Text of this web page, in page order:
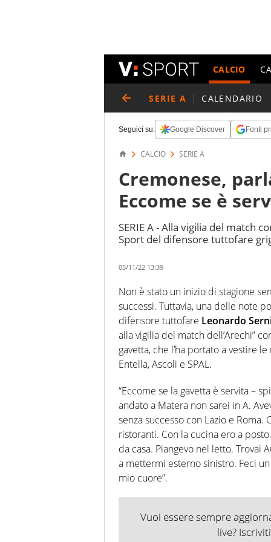
CALCIO
SERIE A CALENDARIO
Seguici su: Google Discover Fonti
CALCIO SERIE A
Cremonese,
Eccome se è
SERIE A - Alla vigilia del match
Sport del difensore tuttofare
05/11/22 13:39
Non è stato un inizio di stagione
successi. Tuttavia, una delle note
difensore tuttofare Leonardo
alla vigilia del match dell’Arechi”
gavetta, che l’ha portato a vestire
Entella, Ascoli e SPAL.
“Eccome se la gavetta è servita –
andato a Matera non sarei in A.
senza successo con Lazio e
ristoranti. Con la cucina ero a
da casa. Piangevo nel letto.
a mettermi esterno sinistro. Feci
mio cuore”.
Vuoi essere sempre
live?